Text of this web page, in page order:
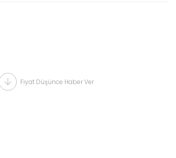
Fiyat Düşünce Haber Ver